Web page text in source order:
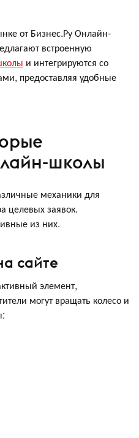
от Бизнес.Ру Онлайн-
встроенную
и интегрируются со
предоставляя удобные
школы
механики для
целевых заявок.
из них.
сайте
элемент,
могут вращать колесо и